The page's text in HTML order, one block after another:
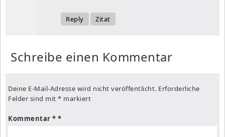
Reply Zitat
Schreibe einen Kommentar
Deine E-Mail-Adresse wird nicht veröffentlicht. Erforderliche
Felder sind mit * markiert
Kommentar *